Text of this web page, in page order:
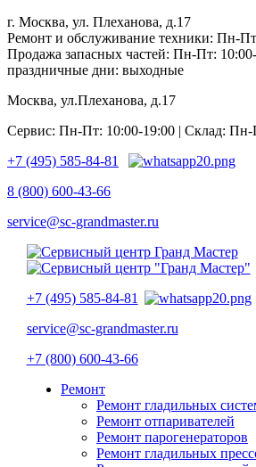
г. Москва, ул. Плеханова, д.17
Ремонт и обслуживание техники: Пн-
Продажа запасных частей: Пн-Пт:
праздничные дни: выходные
Москва, ул.Плеханова, д.17
Сервис: Пн-Пт: 10:00-19:00 | Склад: Пн-
+7 (495) 585-84-81
8 (800) 600-43-66
service@sc-grandmaster.ru
+7 (495) 585-84-81
service@sc-grandmaster.ru
+7 (800) 600-43-66
Ремонт
Ремонт гладильных
Ремонт отпаривателей
Ремонт парогенераторов
Ремонт гладильных